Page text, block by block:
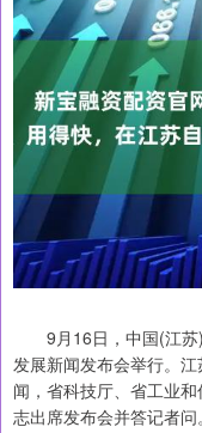
9月16日，中国(江苏)
发展新闻发布会举行。
闻，省科技厅、省工业
志出席发布会并答记者问。